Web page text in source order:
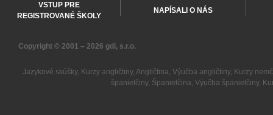
VSTUP PRE
REGISTROVANÉ ŠKOLY
NAPÍSALI O NÁS
Copyright © 2001 – 2026 gdi, s.r.o.
Jazykové skúšky, Kurzy angličtiny, Angličtina, Výučba angličtiny, Kurzy
španielčiny, Španielčina, Výučba španielčiny,